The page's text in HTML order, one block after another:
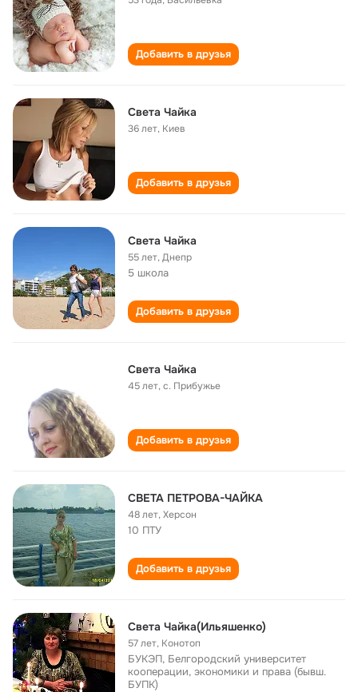
Добавить в друзья
Света Чайка
36 лет, Киев
Добавить в друзья
Света Чайка
55 лет,Днепр
5 школа
Добавить в друзья
Света Чайка
45 лет,с. Прибужье
Добавить в друзья
СВЕТА ПЕТРОВА-ЧАЙКА
48 лет,Херсон
10 ПТУ
Добавить в друзья
Света Чайка(Ильяшенко)
57 лет, Конотоп
БУКЭП, Белгородский университет
кооперации, экономики и права (бывш.
БУПК)